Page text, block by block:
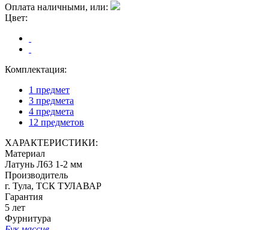
Оплата наличными, или:
Цвет:
Комплектация:
1 предмет
3 предмета
4 предмета
12 предметов
ХАРАКТЕРИСТИКИ:
Материал
Латунь Л63 1-2 мм
Производитель
г. Тула, ТСК ТУЛАВАР
Гарантия
5 лет
Фурнитура